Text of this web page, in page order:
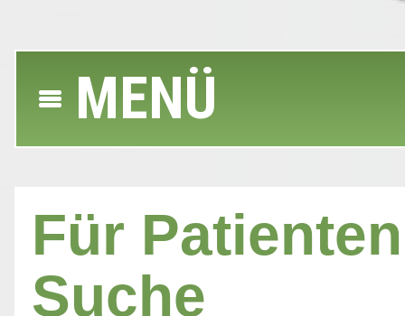
MENÜ
Für
Suche